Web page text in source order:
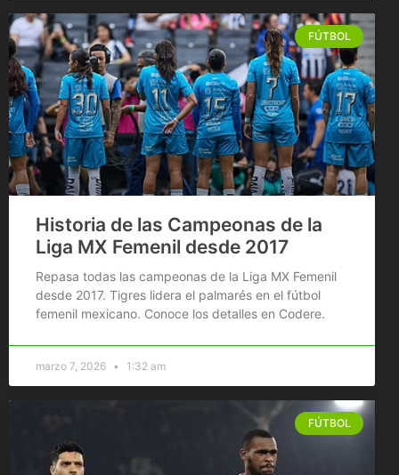
FÚTBOL
Historia de las Campeonas de la
Liga MX Femenil desde 2017
Repasa todas las campeonas de la Liga MX Femenil
desde 2017. Tigres lidera el palmarés en el fútbol
femenil mexicano. Conoce los detalles en Codere.
marzo 7, 2026 1:32 am
FÚTBOL